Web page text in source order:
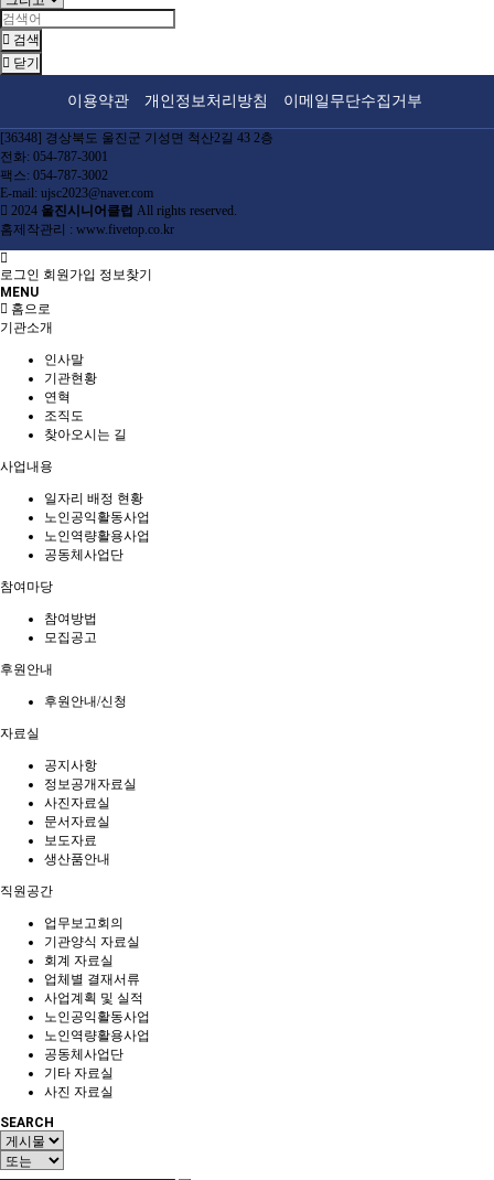
검색
닫기
이용약관 개인정보처리방침 이메일무단수집거부
[36348] 경상북도 울진군 기성면 척산2길 43 2층
전화: 054-787-3001
팩스: 054-787-3002
E-mail: ujsc2023@naver.com
2024 울진시니어클럽 All rights reserved.
홈제작관리 : www.fivetop.co.kr
로그인 회원가입 정보찾기
MENU
홈으로
기관소개
인사말
기관현황
연혁
조직도
찾아오시는 길
사업내용
일자리 배정 현황
노인공익활동사업
노인역량활용사업
공동체사업단
참여마당
참여방법
모집공고
후원안내
후원안내/신청
자료실
공지사항
정보공개자료실
사진자료실
문서자료실
보도자료
생산품안내
직원공간
업무보고회의
기관양식 자료실
회계 자료실
업체별 결재서류
사업계획 및 실적
노인공익활동사업
노인역량활용사업
공동체사업단
기타 자료실
사진 자료실
SEARCH